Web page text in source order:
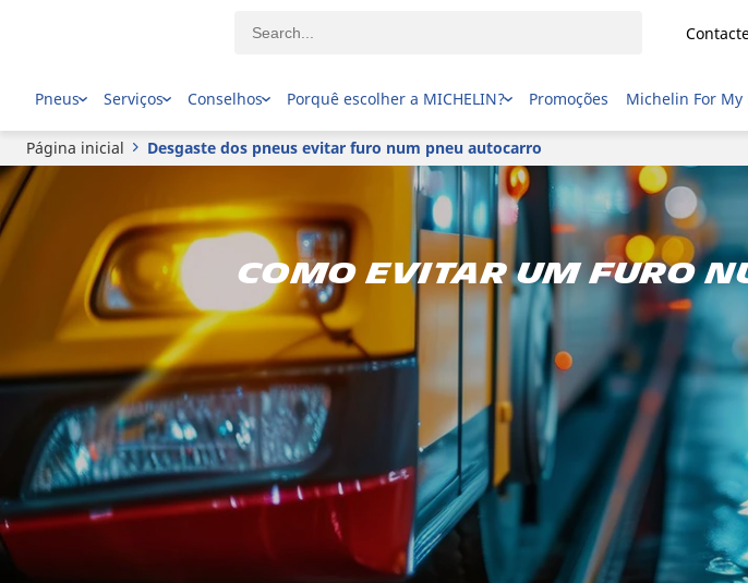
Pneus Serviços Conselhos Porquê escolher a MICHELIN? Promoções Michelin For My
Página inicial Desgaste dos pneus evitar furo num pneu autocarro
Como evitar um furo